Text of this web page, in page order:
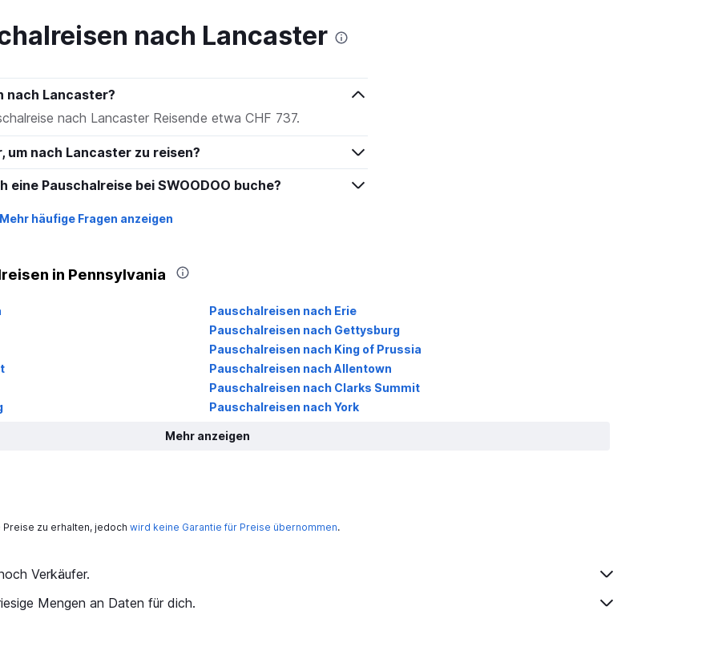
nach Lancaster
nach Lancaster?
nach Lancaster Reisende etwa CHF 737.
um nach Lancaster zu reisen?
eine Pauschalreise bei SWOODOO buche?
Mehr häufige Fragen anzeigen
in Pennsylvania
Pauschalreisen nach Erie
Pauschalreisen nach Gettysburg
Pauschalreisen nach King of Prussia
Pauschalreisen nach Allentown
Pauschalreisen nach Clarks Summit
Pauschalreisen nach York
Mehr anzeigen
Preise zu erhalten, jedoch wird keine Garantie für Preise übernommen.
Verkäufer.
Mengen an Daten für dich.